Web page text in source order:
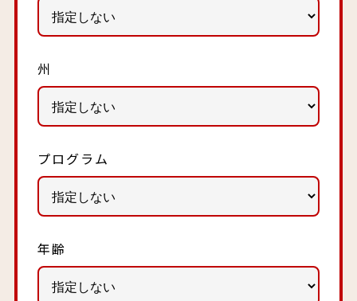
州
プログラム
年齢